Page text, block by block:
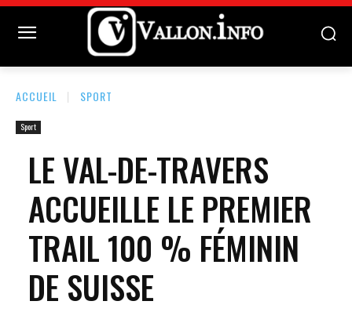
ACCUEIL SPORT
Sport
LE VAL-DE-TRAVERS
ACCUEILLE LE PREMIER
TRAIL 100 % FÉMININ
DE SUISSE